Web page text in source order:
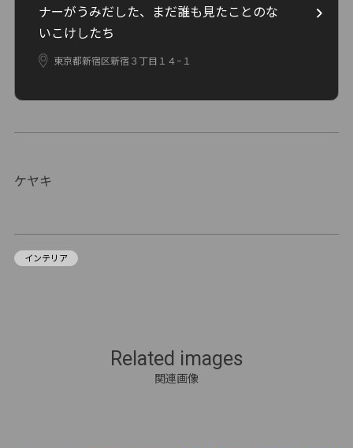
ナーがうみだした、まだ誰も見たことのな
いこけしたち
東京都新宿区新宿３丁目１４−１
ケヤキ
インテリア
Related images
関連画像